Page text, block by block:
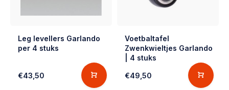
Leg levellers Garlando
per 4 stuks
€43,50
Voetbaltafel
Zwenkwieltjes Garlando
| 4 stuks
€49,50